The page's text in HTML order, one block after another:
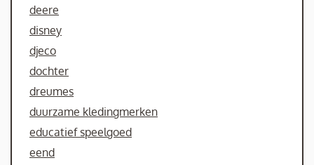
deere
disney
djeco
dochter
dreumes
duurzame kledingmerken
educatief speelgoed
eend